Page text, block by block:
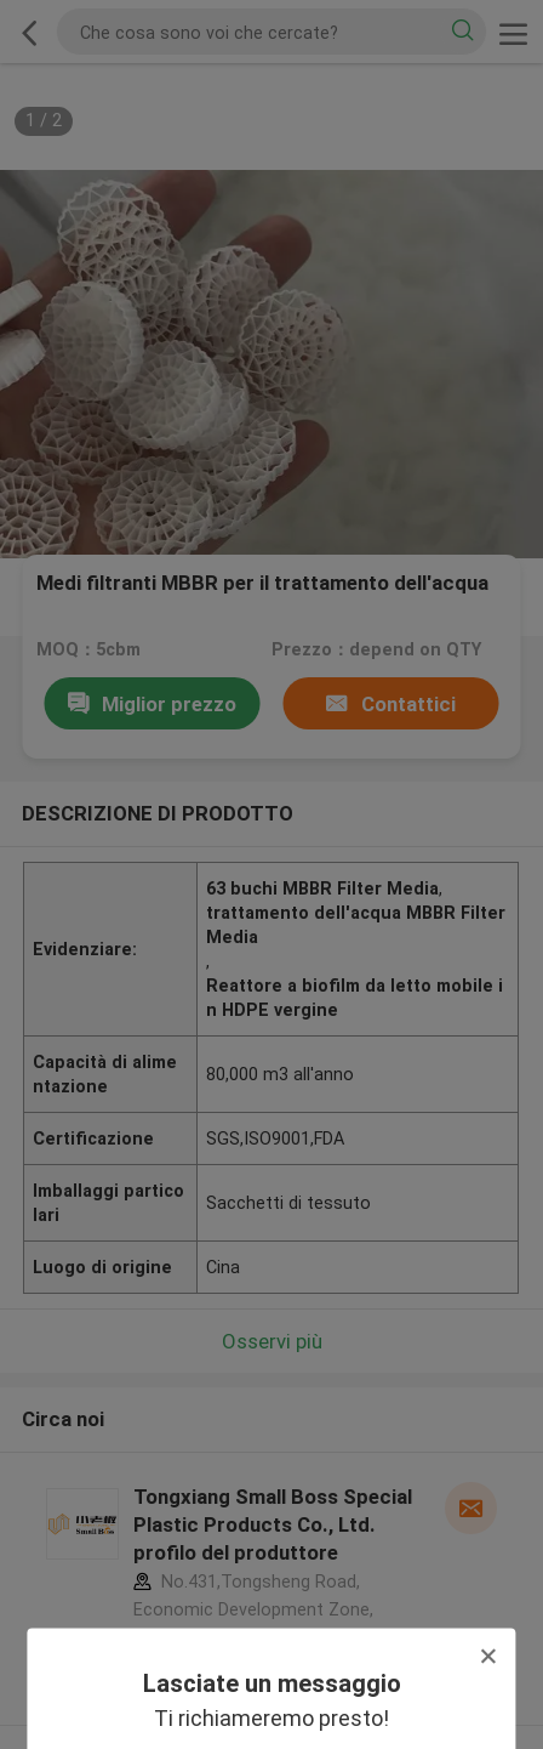
Lasciate un messaggio
Ti richiameremo presto!
1 / 2
Medi filtranti MBBR per il trattamento dell'acqua
MOQ：5cbm Prezzo：depend on QTY
Miglior prezzo Contattici
DESCRIZIONE DI PRODOTTO
Evidenziare:
63 buchi MBBR Filter Media,
trattamento dell'acqua MBBR Filter
Media
,
Reattore a biofilm da letto mobile i
n HDPE vergine
Capacità di alime
ntazione
80,000 m3 all'anno
Certificazione SGS,ISO9001,FDA
Imballaggi partico
lari
Sacchetti di tessuto
Luogo di origine Cina
Osservi più
Circa noi
Tongxiang Small Boss Special
Plastic Products Co., Ltd.
profilo del produttore
No.431,Tongsheng Road,
Economic Development Zone,
Fornitore verificato